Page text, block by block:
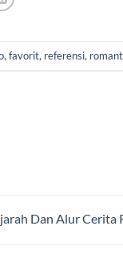
, favorit, referensi,
Dan Alur Cerita